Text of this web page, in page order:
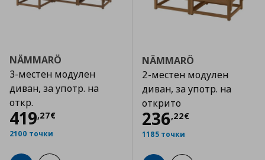
NÄMMARÖ
3-местен модулен
диван, за употр. на
откр.
419,27€
Цена
2100 точки
NÄMMARÖ
2-местен модулен
диван, за употр. на
открито
236,22€
Цена
1185 точки